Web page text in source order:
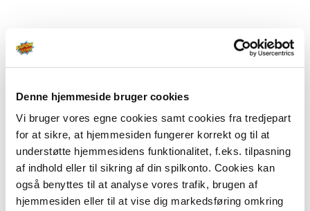
Denne hjemmeside bruger cookies
Vi bruger vores egne cookies samt cookies fra tredjepart
for at sikre, at hjemmesiden fungerer korrekt og til at
understøtte hjemmesidens funktionalitet, f.eks. tilpasning
af indhold eller til sikring af din spilkonto. Cookies kan
også benyttes til at analyse vores trafik, brugen af
hjemmesiden eller til at vise dig markedsføring omkring